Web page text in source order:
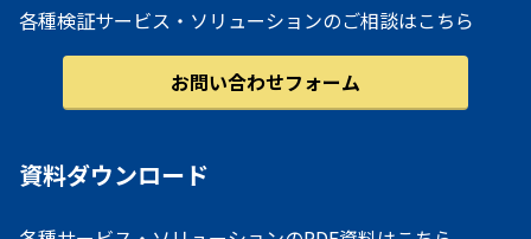
各種検証サービス・ソリューションのご相談はこちら
お問い合わせフォーム
資料ダウンロード